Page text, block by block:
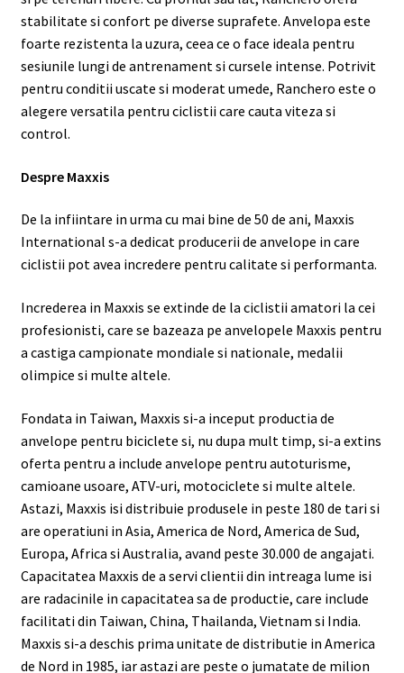
stabilitate si confort pe diverse suprafete. Anvelopa este
foarte rezistenta la uzura, ceea ce o face ideala pentru
sesiunile lungi de antrenament si cursele intense. Potrivit
pentru conditii uscate si moderat umede, Ranchero este o
alegere versatila pentru ciclistii care cauta viteza si
control.
Despre Maxxis
De la infiintare in urma cu mai bine de 50 de ani, Maxxis
International s-a dedicat producerii de anvelope in care
ciclistii pot avea incredere pentru calitate si performanta.
Increderea in Maxxis se extinde de la ciclistii amatori la cei
profesionisti, care se bazeaza pe anvelopele Maxxis pentru
a castiga campionate mondiale si nationale, medalii
olimpice si multe altele.
Fondata in Taiwan, Maxxis si-a inceput productia de
anvelope pentru biciclete si, nu dupa mult timp, si-a extins
oferta pentru a include anvelope pentru autoturisme,
camioane usoare, ATV-uri, motociclete si multe altele.
Astazi, Maxxis isi distribuie produsele in peste 180 de tari si
are operatiuni in Asia, America de Nord, America de Sud,
Europa, Africa si Australia, avand peste 30.000 de angajati.
Capacitatea Maxxis de a servi clientii din intreaga lume isi
are radacinile in capacitatea sa de productie, care include
facilitati din Taiwan, China, Thailanda, Vietnam si India.
Maxxis si-a deschis prima unitate de distributie in America
de Nord in 1985, iar astazi are peste o jumatate de milion